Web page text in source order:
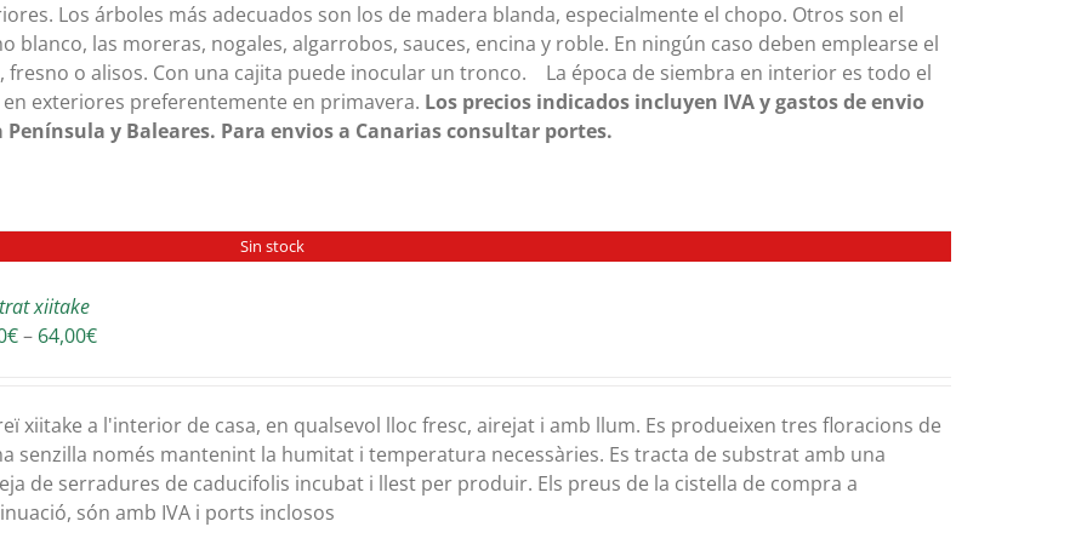
Los árboles más adecuados son los de madera blanda, especialmente el chopo. Otros son el
blanco, las moreras, nogales, algarrobos, sauces, encina y roble. En ningún caso deben emplearse el
fresno o alisos. Con una cajita puede inocular un tronco. La época de siembra en interior es todo el
en exteriores preferentemente en primavera. Los precios indicados incluyen IVA y gastos de envio
Península y Baleares. Para envios a Canarias consultar portes.
Sin stock
xiitake
€– 64,00€Interval
36,00€
a
64,00€
xiitake a l'interior de casa, en qualsevol lloc fresc, airejat i amb llum. Es produeixen tres floracions de
senzilla només mantenint la humitat i temperatura necessàries. Es tracta de substrat amb una
de serradures de caducifolis incubat i llest per produir. Els preus de la cistella de compra a
són amb IVA i ports inclosos